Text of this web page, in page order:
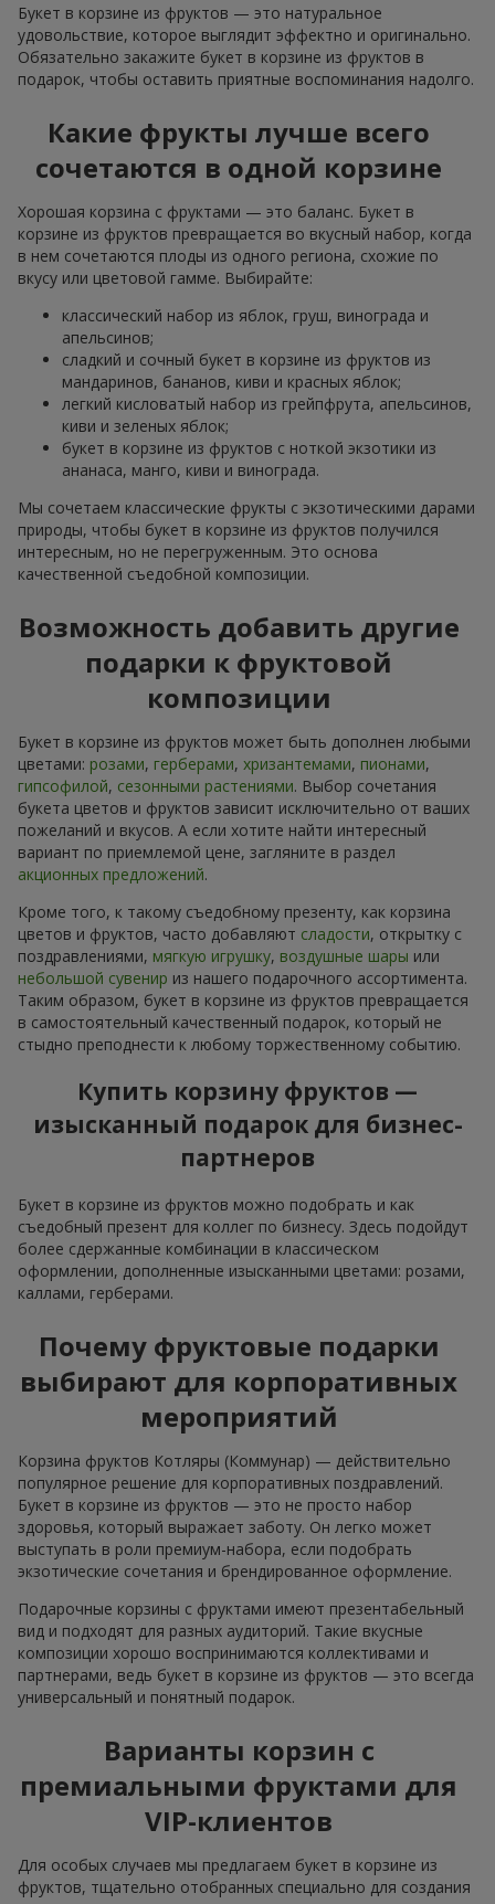
Букет в корзине из фруктов — это натуральное
удовольствие, которое выглядит эффектно и оригинально.
Обязательно закажите букет в корзине из фруктов в
подарок, чтобы оставить приятные воспоминания надолго.
Какие фрукты лучше всего
сочетаются в одной корзине
Хорошая корзина с фруктами — это баланс. Букет в
корзине из фруктов превращается во вкусный набор, когда
в нем сочетаются плоды из одного региона, схожие по
вкусу или цветовой гамме. Выбирайте:
классический набор из яблок, груш, винограда и
апельсинов;
сладкий и сочный букет в корзине из фруктов из
мандаринов, бананов, киви и красных яблок;
легкий кисловатый набор из грейпфрута, апельсинов,
киви и зеленых яблок;
букет в корзине из фруктов с ноткой экзотики из
ананаса, манго, киви и винограда.
Мы сочетаем классические фрукты с экзотическими дарами
природы, чтобы букет в корзине из фруктов получился
интересным, но не перегруженным. Это основа
качественной съедобной композиции.
Возможность добавить другие
подарки к фруктовой
композиции
Букет в корзине из фруктов может быть дополнен любыми
цветами: розами, герберами, хризантемами, пионами,
гипсофилой, сезонными растениями. Выбор сочетания
букета цветов и фруктов зависит исключительно от ваших
пожеланий и вкусов. А если хотите найти интересный
вариант по приемлемой цене, загляните в раздел
акционных предложений.
Кроме того, к такому съедобному презенту, как корзина
цветов и фруктов, часто добавляют сладости, открытку с
поздравлениями, мягкую игрушку, воздушные шары или
небольшой сувенир из нашего подарочного ассортимента.
Таким образом, букет в корзине из фруктов превращается
в самостоятельный качественный подарок, который не
стыдно преподнести к любому торжественному событию.
Купить корзину фруктов —
изысканный подарок для бизнес-
партнеров
Букет в корзине из фруктов можно подобрать и как
съедобный презент для коллег по бизнесу. Здесь подойдут
более сдержанные комбинации в классическом
оформлении, дополненные изысканными цветами: розами,
каллами, герберами.
Почему фруктовые подарки
выбирают для корпоративных
мероприятий
Корзина фруктов Котляры (Коммунар) — действительно
популярное решение для корпоративных поздравлений.
Букет в корзине из фруктов — это не просто набор
здоровья, который выражает заботу. Он легко может
выступать в роли премиум-набора, если подобрать
экзотические сочетания и брендированное оформление.
Подарочные корзины с фруктами имеют презентабельный
вид и подходят для разных аудиторий. Такие вкусные
композиции хорошо воспринимаются коллективами и
партнерами, ведь букет в корзине из фруктов — это всегда
универсальный и понятный подарок.
Варианты корзин с
премиальными фруктами для
VIP-клиентов
Для особых случаев мы предлагаем букет в корзине из
фруктов, тщательно отобранных специально для создания